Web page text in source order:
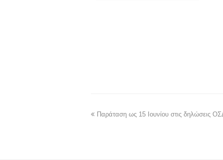
Παράταση ως 15 Ιουνίου στις δηλώσεις